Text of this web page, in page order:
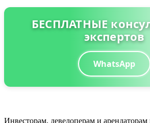
БЕСПЛАТНЫЕ
экспертов
WhatsApp
Инвесторам, девелоперам и